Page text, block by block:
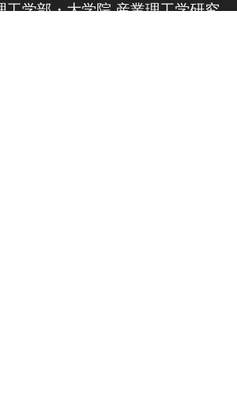
工学部・大学院 産業理工学研究